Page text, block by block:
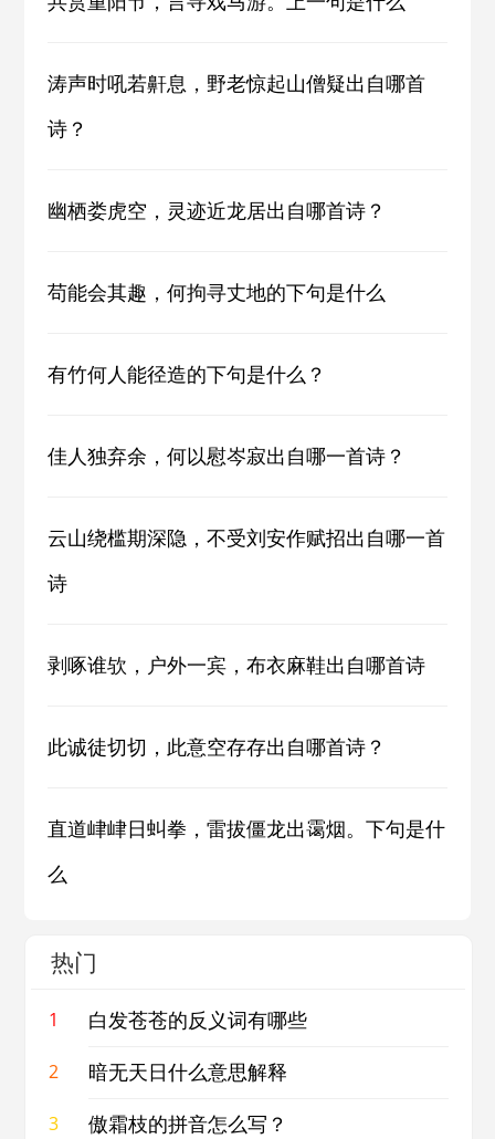
涛声时吼若鼾息，野老惊起山僧疑出自哪首
诗？
幽栖娄虎空，灵迹近龙居出自哪首诗？
苟能会其趣，何拘寻丈地的下句是什么
有竹何人能径造的下句是什么？
佳人独弃余，何以慰岑寂出自哪一首诗？
云山绕槛期深隐，不受刘安作赋招出自哪一首
诗
剥啄谁欤，户外一宾，布衣麻鞋出自哪首诗
此诚徒切切，此意空存存出自哪首诗？
直道峍峍日虯拳，雷拔僵龙出霭烟。下句是什
么
热门
1 白发苍苍的反义词有哪些
2 暗无天日什么意思解释
3 傲霜枝的拼音怎么写？